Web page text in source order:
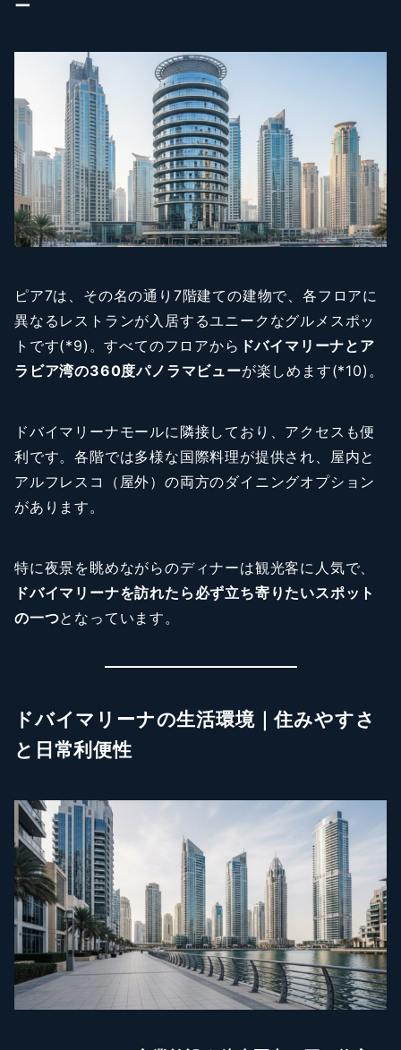
ー
ピア7は、その名の通り7階建ての建物で、各フロアに
異なるレストランが入居するユニークなグルメスポッ
トです(*9)。すべてのフロアから ドバイマリーナとア
ラビア湾の360度パノラマビューが楽しめます(*10)。
ドバイマリーナモールに隣接しており、アクセスも便
利です。各階では多様な国際料理が提供され、屋内と
アルフレスコ（屋外）の両方のダイニングオプション
があります。
特に夜景を眺めながらのディナーは観光客に人気で、
ドバイマリーナを訪れたら必ず立ち寄りたいスポット
の一つとなっています。
ドバイマリーナの生活環境｜住みやすさ
と日常利便性